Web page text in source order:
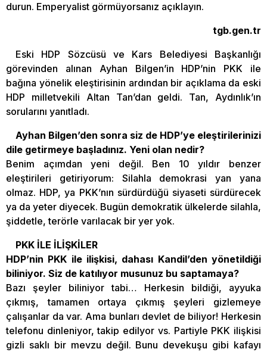
durun. Emperyalist görmüyorsanız açıklayın.
tgb.gen.tr
Eski HDP Sözcüsü ve Kars Belediyesi Başkanlığı
görevinden alınan Ayhan Bilgen’in HDP’nin PKK ile
bağına yönelik eleştirisinin ardından bir açıklama da eski
HDP milletvekili Altan Tan’dan geldi. Tan, Aydınlık’ın
sorularını yanıtladı.
Ayhan Bilgen’den sonra siz de HDP’ye eleştirilerinizi
dile getirmeye başladınız. Yeni olan nedir?
Benim açımdan yeni değil. Ben 10 yıldır benzer
eleştirileri getiriyorum: Silahla demokrasi yan yana
olmaz. HDP, ya PKK’nın sürdürdüğü siyaseti sürdürecek
ya da yeter diyecek. Bugün demokratik ülkelerde silahla,
şiddetle, terörle varılacak bir yer yok.
PKK İLE İLİŞKİLER
HDP’nin PKK ile ilişkisi, dahası Kandil’den yönetildiği
biliniyor. Siz de katılıyor musunuz bu saptamaya?
Bazı şeyler biliniyor tabi… Herkesin bildiği, ayyuka
çıkmış, tamamen ortaya çıkmış şeyleri gizlemeye
çalışanlar da var. Ama bunları devlet de biliyor! Herkesin
telefonu dinleniyor, takip edilyor vs. Partiyle PKK ilişkisi
gizli saklı bir mevzu değil. Bunu devekuşu gibi kafayı